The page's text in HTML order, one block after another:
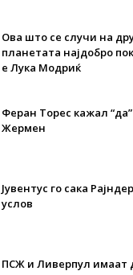
Ова што се случи на
планетата најдобро
е Лука Модриќ
Феран Торес кажал
Жермен
Јувентус го сака
услов
ПСЖ и Ливерпул имаат